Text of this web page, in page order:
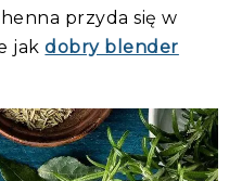
przyda się w
jakdobry blender